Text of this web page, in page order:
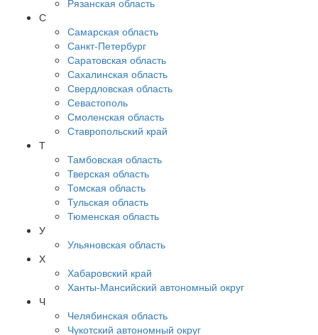
Рязанская область
С
Самарская область
Санкт-Петербург
Саратовская область
Сахалинская область
Свердловская область
Севастополь
Смоленская область
Ставропольский край
Т
Тамбовская область
Тверская область
Томская область
Тульская область
Тюменская область
У
Ульяновская область
Х
Хабаровский край
Ханты-Мансийский автономный округ
Ч
Челябинская область
Чукотский автономный округ